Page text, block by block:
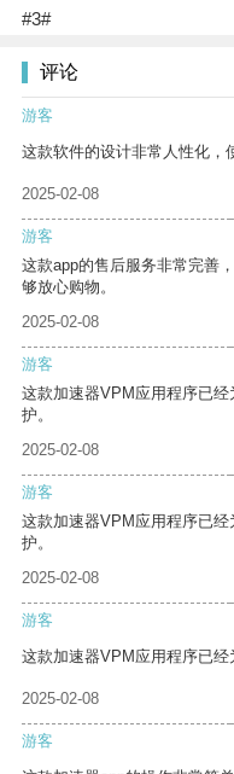
#3#
评论
游客
这款软件的设计非常人性化，
2025-02-08
游客
这款app的售后服务非常完善
够放心购物。
2025-02-08
游客
这款加速器VPM应用程序已
护。
2025-02-08
游客
这款加速器VPM应用程序已
护。
2025-02-08
游客
这款加速器VPM应用程序已经
2025-02-08
游客